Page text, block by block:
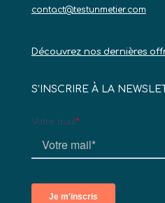
contact@testunmetier.com
Découvrez nos dernières
S’INSCRIRE À LA